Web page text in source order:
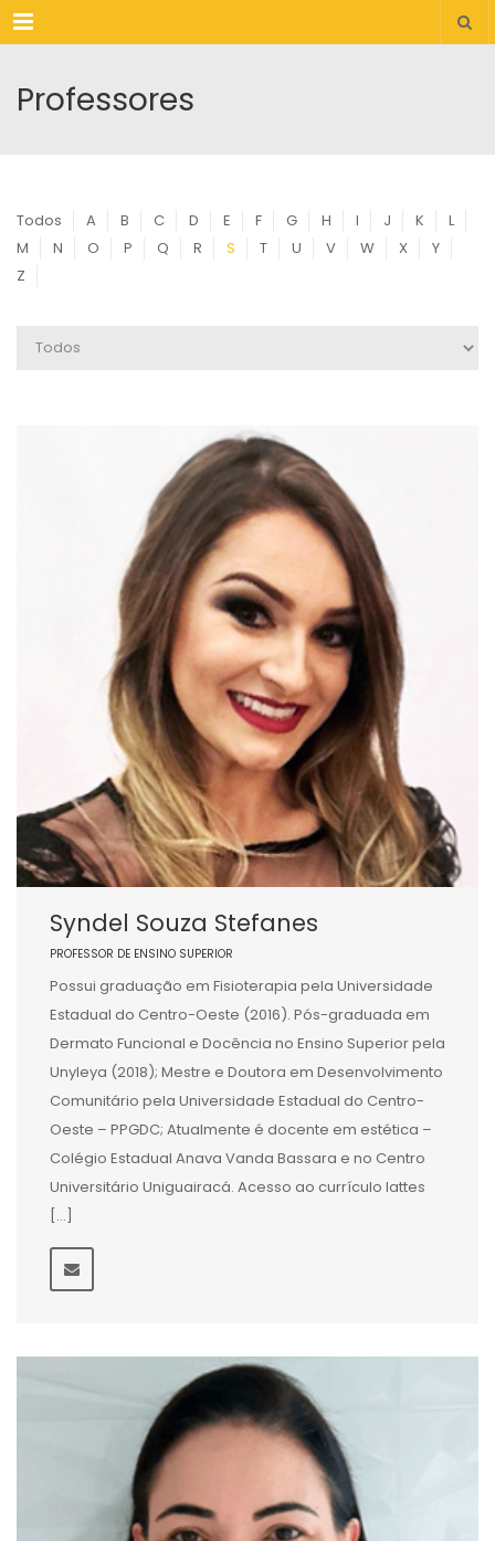
Menu
Professores
Todos A B C D E F G H I J K
L
M
N O P Q R S T U V W X
Y
Z
Syndel Souza Stefanes
PROFESSOR DE ENSINO SUPERIOR
Possui graduação em Fisioterapia pela Universidade
Estadual do Centro-Oeste (2016). Pós-graduada em
Dermato Funcional e Docência no Ensino Superior pela
Unyleya (2018); Mestre e Doutora em Desenvolvimento
Comunitário pela Universidade Estadual do Centro-
Oeste – PPGDC; Atualmente é docente em estética –
Colégio Estadual Anava Vanda Bassara e no Centro
Universitário Uniguairacá. Acesso ao currículo lattes
[…]